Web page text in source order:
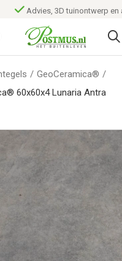
Advies, 3D tuinontwerp en
/ GeoCeramica® /
60x60x4 Lunaria Antra